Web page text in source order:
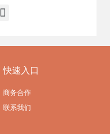
快速入口
商务合作
联系我们